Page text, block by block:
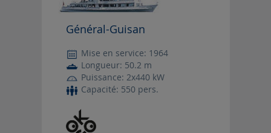
Général-Guisan
Mise en service: 1964
Longueur: 50.2 m
Puissance: 2x440 kW
Capacité: 550 pers.